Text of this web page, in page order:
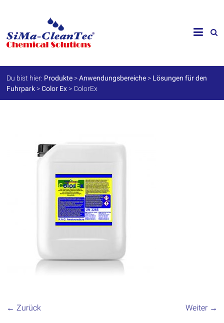
SiMa-
Cleantec
GmbH
Spezialprodukte
für
Du bist hier: Produkte >Anwendungsbereiche > Lösungen für den
Fuhrpark >Color Ex > ColorEx
← Zurück Weiter →